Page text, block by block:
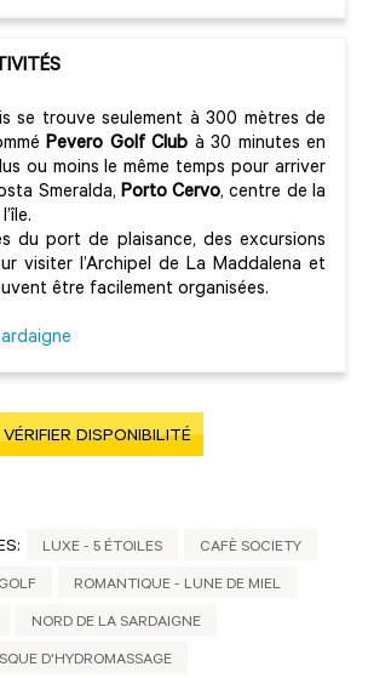
se trouve seulement à 300 mètres de
Pevero Golf Club à 30 minutes en
ou moins le même temps pour arriver
Smeralda, Porto Cervo, centre de la
du port de plaisance, des excursions
visiter l’Archipel de La Maddalena et
être facilement organisées.
VÉRIFIER DISPONIBILITÉ
LUXE - 5 ÉTOILES CAFÈ SOCIETY
GOLF ROMANTIQUE - LUNE DE MIEL
NORD DE LA SARDAIGNE
D'HYDROMASSAGE